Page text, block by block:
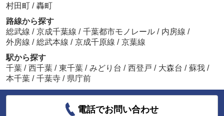
村田町 / 轟町
路線から探す
総武線 / 京成千葉線 / 千葉都市モノレール / 内房線 /
外房線 / 総武本線 / 京成千原線 / 京葉線
駅から探す
千葉 / 西千葉 / 東千葉 / みどり台 / 西登戸 / 大森台 / 蘇我 /
本千葉 / 千葉寺 / 県庁前
電話でお問い合わせ